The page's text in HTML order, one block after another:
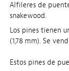
Alfileres de
snakewood.
Los pines tienen
(1,78 mm). Se
Estos pines de